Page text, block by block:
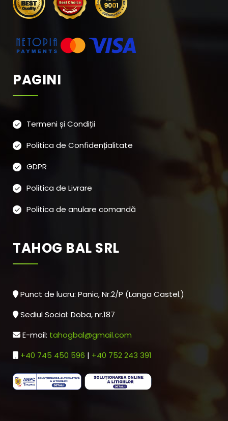
PAGINI
Termeni și Condiții
Politica de Confidențialitate
GDPR
Politica de Livrare
Politica de anulare comandă
TAHOG BAL SRL
Punct de lucru: Panic, Nr.2/P (Langa Castel.)
Sediul Social: Doba, nr.187
E-mail: tahogbal@gmail.com
+40 745 450 596 | +40 752 243 391